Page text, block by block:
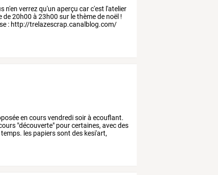
n'en verrezqu'un aperçu carc'est l'atelier
de20h00 à 23h00 sur lethèmede noël !
: http://trelazescrap.canalblog.com/
en coursvendredisoirà ecouflant.
"découverte" pourcertaines, avecdes
temps. les papierssont des kesi'art,